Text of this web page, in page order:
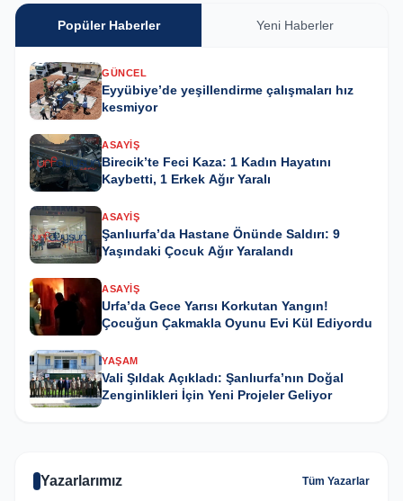
Popüler Haberler Yeni Haberler
GÜNCEL
Eyyübiye’de yeşillendirme çalışmaları hız
kesmiyor
ASAYIŞ
Birecik’te Feci Kaza: 1 Kadın Hayatını
Kaybetti, 1 Erkek Ağır Yaralı
ASAYIŞ
Şanlıurfa’da Hastane Önünde Saldırı: 9
Yaşındaki Çocuk Ağır Yaralandı
ASAYIŞ
Urfa’da Gece Yarısı Korkutan Yangın!
Çocuğun Çakmakla Oyunu Evi Kül Ediyordu
YAŞAM
Vali Şıldak Açıkladı: Şanlıurfa’nın Doğal
Zenginlikleri İçin Yeni Projeler Geliyor
Yazarlarımız Tüm Yazarlar